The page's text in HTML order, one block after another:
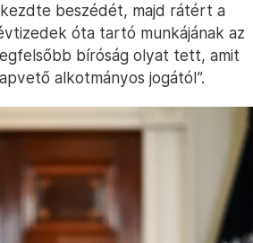
kezdte beszédét, majd rátért a
óta tartó munkájának az
bíróság olyat tett, amit
alkotmányos jogától”.